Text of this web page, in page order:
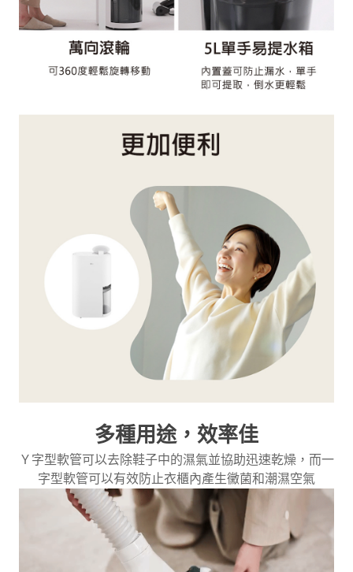
多種用途，效率佳
Ｙ字型軟管可以去除鞋子中的濕氣並協助迅速乾燥，而一
字型軟管可以有效防止衣櫃內產生黴菌和潮濕空氣